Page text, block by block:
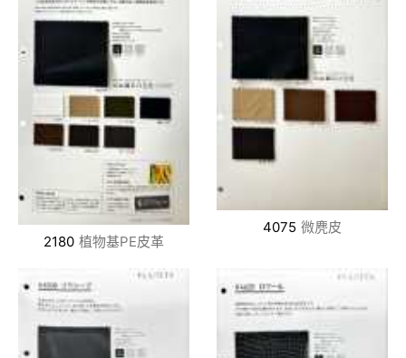
2180 植物基PE皮革
4075 微麂皮